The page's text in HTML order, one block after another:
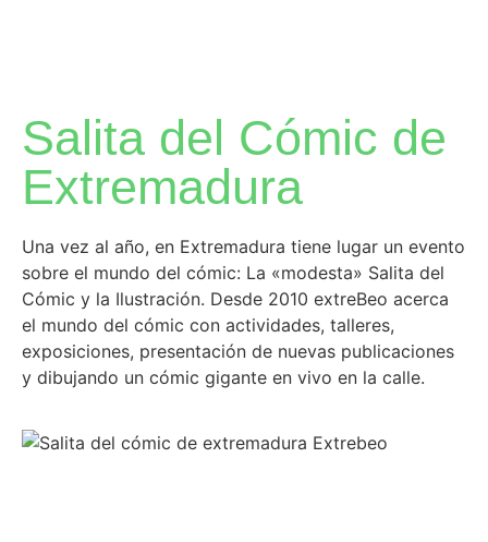
Salita del Cómic de
Extremadura
Una vez al año, en Extremadura tiene lugar un evento
sobre el mundo del cómic: La «modesta» Salita del
Cómic y la Ilustración. Desde 2010 extreBeo acerca
el mundo del cómic con actividades, talleres,
exposiciones, presentación de nuevas publicaciones
y dibujando un cómic gigante en vivo en la calle.